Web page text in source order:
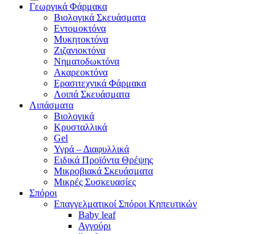
Γεωργικά Φάρμακα
Βιολογικά Σκευάσματα
Εντομοκτόνα
Μυκητοκτόνα
Ζιζανιοκτόνα
Νηματοδωκτόνα
Ακαρεοκτόνα
Ερασιτεχνικά Φάρμακα
Λοιπά Σκευάσματα
Λιπάσματα
Βιολογικά
Κρυσταλλικά
Gel
Υγρά – Διαφυλλικά
Ειδικά Προϊόντα Θρέψης
Μικροβιακά Σκευάσματα
Μικρές Συσκευασίες
Σπόροι
Επαγγελματικοί Σπόροι Κηπευτικών
Baby leaf
Αγγούρι